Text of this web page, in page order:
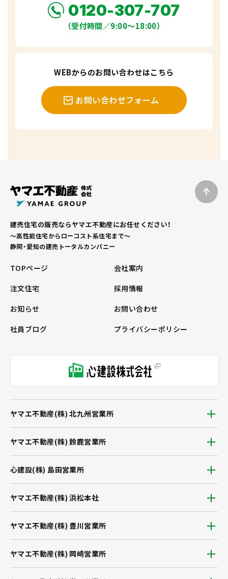
0120-307-707
（受付時間／9:00〜18:00）
WEBからのお問い合わせはこちら
お問い合わせフォーム
建売住宅の販売ならヤマエ不動産にお任せください！
～高性能住宅からローコスト系住宅まで～
静岡・愛知の建売トータルカンパニー
TOPページ
会社案内
注文住宅
採用情報
お知らせ
お問い合わせ
社員ブログ
プライバシーポリシー
ヤマエ不動産(株) 浜松本社
ヤマエ不動産(株) 豊川営業所
ヤマエ不動産(株) 岡崎営業所
ヤマエ不動産(株) 北九州営業所
ヤマエ不動産(株) 鈴鹿営業所
心建設(株) 島田営業所